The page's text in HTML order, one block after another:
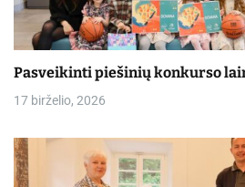
Pasveikinti piešinių konkurso
17 birželio, 2026